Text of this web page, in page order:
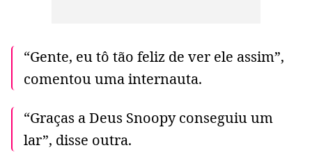
“Gente, eu tô tão feliz de ver ele assim”,
comentou uma internauta.
“Graças a Deus Snoopy conseguiu um
lar”, disse outra.